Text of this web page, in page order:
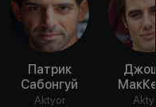
Патрик
Сабонгуй
Aktyor